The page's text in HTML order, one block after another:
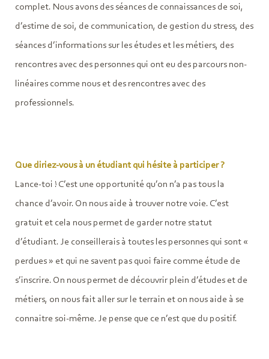
complet. Nous avons des séances de connaissances de soi,
d’estime de soi, de communication, de gestion du stress, des
séances d’informations sur les études et les métiers, des
rencontres avec des personnes qui ont eu des parcours non-
linéaires comme nous et des rencontres avec des
professionnels.
Que diriez-vous à un étudiant qui hésite à participer ?
Lance-toi ! C’est une opportunité qu’on n’a pas tous la
chance d’avoir. On nous aide à trouver notre voie. C’est
gratuit et cela nous permet de garder notre statut
d’étudiant. Je conseillerais à toutes les personnes qui sont «
perdues » et qui ne savent pas quoi faire comme étude de
s’inscrire. On nous permet de découvrir plein d’études et de
métiers, on nous fait aller sur le terrain et on nous aide à se
connaitre soi-même. Je pense que ce n’est que du positif.